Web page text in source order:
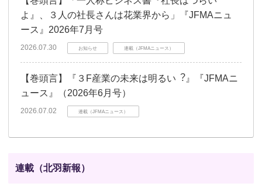
よ』、３人の社長さんは花業界から」『JFMAニュ
ース』2026年7月号
2026.07.30 お知らせ 連載（JFMAニュース）
【巻頭言】『３F産業の未来は明るい︖』『JFMAニ
ュース』（2026年6月号）
2026.07.02 連載（JFMAニュース）
連載（北羽新報）